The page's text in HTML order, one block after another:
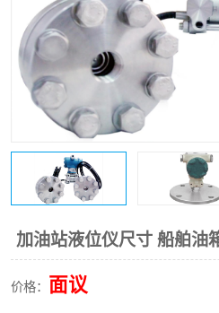
加油站液位仪尺寸 船舶油
价格： 面议
液氨液位计
油量传感器
温度变送器
流量仪表